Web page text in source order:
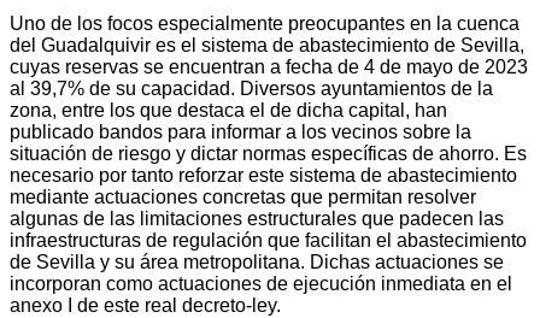
Uno de los focos especialmente preocupantes en la cuenca
del Guadalquivir es el sistema de abastecimiento de Sevilla,
cuyas reservas se encuentran a fecha de 4 de mayo de 2023
al 39,7% de su capacidad. Diversos ayuntamientos de la
zona, entre los que destaca el de dicha capital, han
publicado bandos para informar a los vecinos sobre la
situación de riesgo y dictar normas específicas de ahorro. Es
necesario por tanto reforzar este sistema de abastecimiento
mediante actuaciones concretas que permitan resolver
algunas de las limitaciones estructurales que padecen las
infraestructuras de regulación que facilitan el abastecimiento
de Sevilla y su área metropolitana. Dichas actuaciones se
incorporan como actuaciones de ejecución inmediata en el
anexo I de este real decreto-ley.